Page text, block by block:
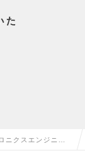
た
ニクスエンジニア